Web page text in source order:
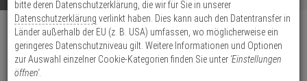
Sie
mindestens
Zeichen
ein,
um
noch
Kategorien
Suche
gestartet
Hanwha WAVE-PRO-08
Aufzeichnungslizenz, 8 Kanäle
bitte deren Datenschutzerklärung, die wir für Sie in unserer
Datenschutzerklärung verlinkt haben. Dies kann auch den Datentransfer in
Länder außerhalb der EU (z. B. USA) umfassen, wo möglicherweise ein
geringeres Datenschutzniveau gilt. Weitere Informationen und Optionen
zur Auswahl einzelner Cookie-Kategorien finden Sie unter 'Einstellungen
öffnen'.